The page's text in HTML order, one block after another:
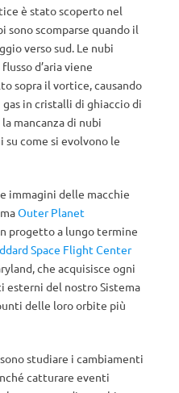
è stato scoperto nel
sono scomparse quando il
verso sud. Le nubi
d’aria viene
sopra il vortice, causando
in cristalli di ghiaccio di
mancanza di nubi
come si evolvono le
immagini delle macchie
Outer Planet
progetto a lungo termine
Space Flight Center
che acquisisce ogni
esterni del nostro Sistema
delle loro orbite più
studiare i cambiamenti
catturare eventi